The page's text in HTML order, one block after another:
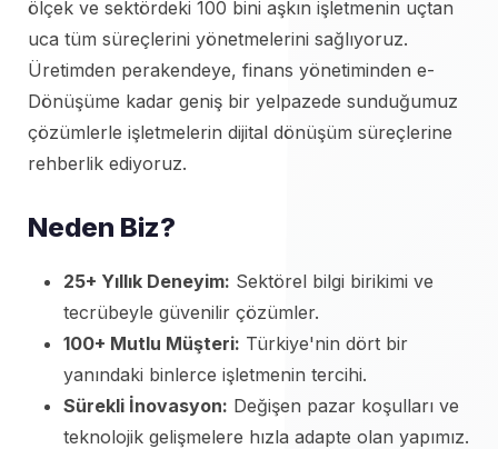
ölçek ve sektördeki 100 bini aşkın işletmenin uçtan
uca tüm süreçlerini yönetmelerini sağlıyoruz.
Üretimden perakendeye, finans yönetiminden e-
Dönüşüme kadar geniş bir yelpazede sunduğumuz
çözümlerle işletmelerin dijital dönüşüm süreçlerine
rehberlik ediyoruz.
Neden Biz?
25+ Yıllık Deneyim: Sektörel bilgi birikimi ve
tecrübeyle güvenilir çözümler.
100+ Mutlu Müşteri: Türkiye'nin dört bir
yanındaki binlerce işletmenin tercihi.
Sürekli İnovasyon: Değişen pazar koşulları ve
teknolojik gelişmelere hızla adapte olan yapımız.